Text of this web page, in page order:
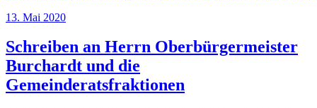
Veröffentlicht
13. Mai 2020
Schreiben an Herrn Oberbürgermeister
Burchardt und die
Gemeinderatsfraktionen